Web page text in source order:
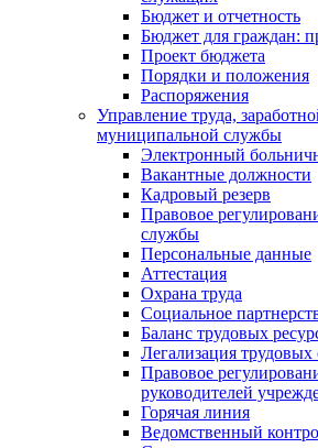
Бюджет и отчетность
Бюджет для граждан:
Проект бюджета
Порядки и положения
Распоряжения
Управление труда,
муниципальной службы
Электронный
Вакантные должности
Кадровый резерв
Правовое
службы
Персональные данные
Аттестация
Охрана труда
Социальное
Баланс трудовых
Легализация
Правовое
руководителей
Горячая линия
Ведомственный